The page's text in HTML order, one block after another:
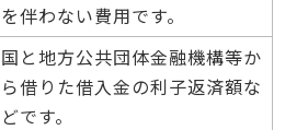
を伴わない費用です。
国と地方公共団体金融機構等か
ら借りた借入金の利子返済額な
どです。